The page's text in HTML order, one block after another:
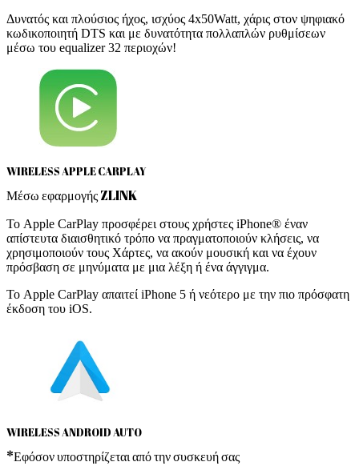
Δυνατός και πλούσιος ήχος, ισχύος 4x50Watt, χάρις στον ψηφιακό
κωδικοποιητή DTS και με δυνατότητα πολλαπλών ρυθμίσεων
μέσω του equalizer 32 περιοχών!
WIRELESS APPLE CARPLAY
Μέσω εφαρμογής ZLINK
Το Apple CarPlay προσφέρει στους χρήστες iPhone® έναν
απίστευτα διαισθητικό τρόπο να πραγματοποιούν κλήσεις, να
χρησιμοποιούν τους Χάρτες, να ακούν μουσική και να έχουν
πρόσβαση σε μηνύματα με μια λέξη ή ένα άγγιγμα.
Το Apple CarPlay απαιτεί iPhone 5 ή νεότερο με την πιο πρόσφατη
έκδοση του iOS.
WIRELESS ANDROID AUTO
*Εφόσον υποστηρίζεται από την συσκευή σας